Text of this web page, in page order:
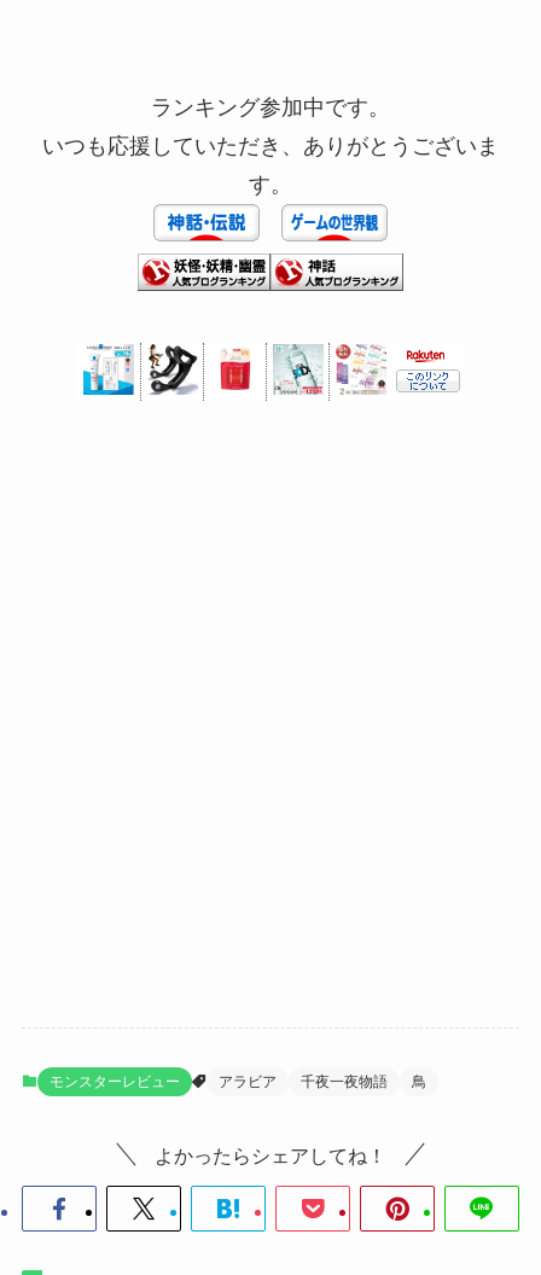
ランキング参加中です。
いつも応援していただき、ありがとうございま
す。
モンスターレビュー アラビア 千夜一夜物語 鳥
よかったらシェアしてね！